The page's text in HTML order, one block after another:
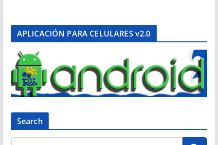
APLICACIÓN PARA CELULARES v2.0
Search